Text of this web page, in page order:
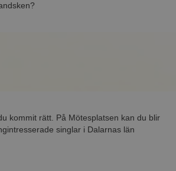
kommit rätt. På Mötesplatsen kan du blir
singlar i Dalarnas län